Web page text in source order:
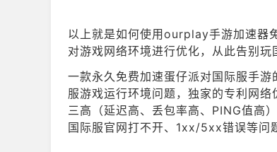
以上就是如何使用ourplay手游加速器
对游戏网络环境进行优化，从此告别
一款永久免费加速蛋仔派对国际服手
服游戏运行环境问题，独家的专利网络
三高（延迟高、丢包率高、PING值高
国际服官网打不开、1xx/5xx错误等问